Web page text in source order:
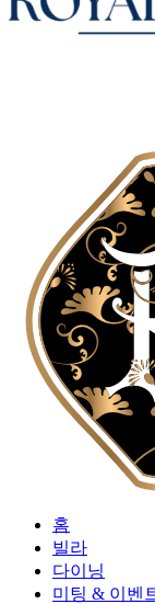
홈
빌라
다이닝
미팅 & 이벤